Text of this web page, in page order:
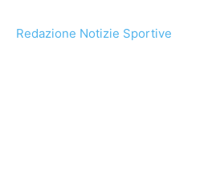
Redazione Notizie Sportive